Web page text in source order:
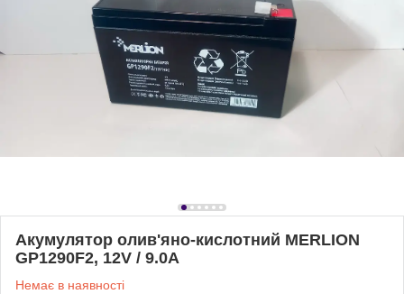
Акумулятор олив'яно-кислотний MERLION
GP1290F2, 12V / 9.0A
Немає в наявності